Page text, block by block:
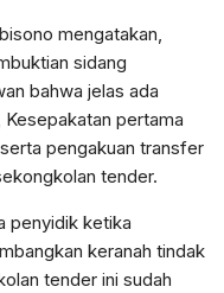
mengatakan,
sidang
bahwa jelas ada
pertama
pengakuan transfer
tender.
penyidik ketika
keranah tindak
tender ini sudah